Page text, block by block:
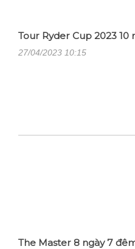
Tour Ryder Cup 2023 10
27/04/2023 10:15
The Master 8 ngày 7